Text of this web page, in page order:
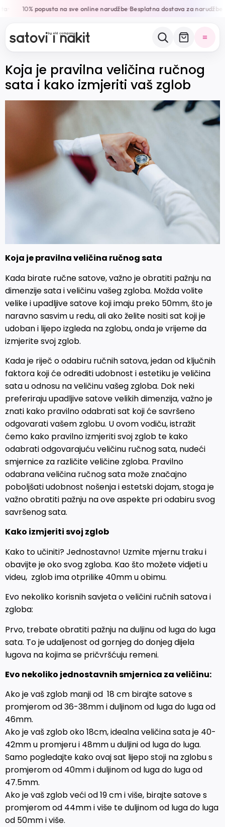
10% popusta na sve online narudžbe•Besplatna dostava za narudžbe
Koja je pravilna veličina ručnog
sata i kako izmjeriti vaš zglob
Koja je pravilna veličina ručnog sata
Kada birate ručne satove, važno je obratiti pažnju na
dimenzije sata i veličinu vašeg zgloba. Možda volite
velike i upadljive satove koji imaju preko 50mm, što je
naravno sasvim u redu, ali ako želite nositi sat koji je
udoban i lijepo izgleda na zglobu, onda je vrijeme da
izmjerite svoj zglob.
Kada je riječ o odabiru ručnih satova, jedan od ključnih
faktora koji će odrediti udobnost i estetiku je veličina
sata u odnosu na veličinu vašeg zgloba. Dok neki
preferiraju upadljive satove velikih dimenzija, važno je
znati kako pravilno odabrati sat koji će savršeno
odgovarati vašem zglobu. U ovom vodiču, istražit
ćemo kako pravilno izmjeriti svoj zglob te kako
odabrati odgovarajuću veličinu ručnog sata, nudeći
smjernice za različite veličine zgloba. Pravilno
odabrana veličina ručnog sata može značajno
poboljšati udobnost nošenja i estetski dojam, stoga je
važno obratiti pažnju na ove aspekte pri odabiru svog
savršenog sata.
Kako izmjeriti svoj zglob
Kako to učiniti? Jednostavno! Uzmite mjernu traku i
obavijte je oko svog zgloba. Kao što možete vidjeti u
videu, zglob ima otprilike 40mm u obimu.
Evo nekoliko korisnih savjeta o veličini ručnih satova i
zgloba:
Prvo, trebate obratiti pažnju na duljinu od luga do luga
sata. To je udaljenost od gornjeg do donjeg dijela
lugova na kojima se pričvršćuju remeni.
Evo nekoliko jednostavnih smjernica za veličinu:
Ako je vaš zglob manji od 18 cm birajte satove s
promjerom od 36-38mm i duljinom od luga do luga od
46mm.
Ako je vaš zglob oko 18cm, idealna veličina sata je 40-
42mm u promjeru i 48mm u duljini od luga do luga.
Samo pogledajte kako ovaj sat lijepo stoji na zglobu s
promjerom od 40mm i duljinom od luga do luga od
47.5mm.
Ako je vaš zglob veći od 19 cm i više, birajte satove s
promjerom od 44mm i više te duljinom od luga do luga
od 50mm i više.